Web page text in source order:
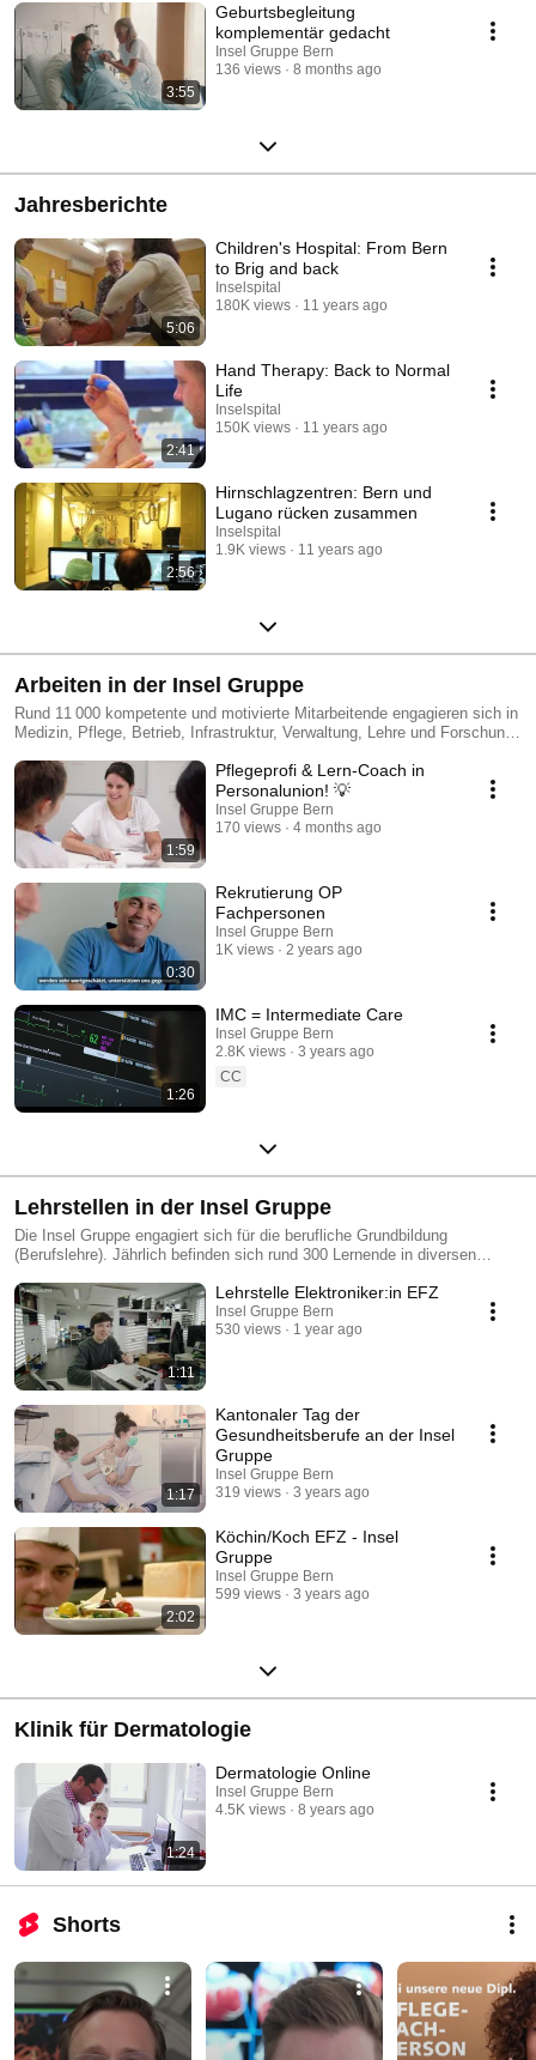
3:55
Geburtsbegleitung
komplementär gedacht
Insel Gruppe Bern
136 views
8 months ago
Jahresberichte
5:06
Children's Hospital: From Bern
to Brig and back
Inselspital
180K views
11 years ago
2:41
Hand Therapy: Back to Normal
Life
Inselspital
150K views
11 years ago
2:56
Hirnschlagzentren: Bern und
Lugano rücken zusammen
Inselspital
1.9K views
11 years ago
Arbeiten in der Insel Gruppe
Rund 11 000 kompetente und motivierte Mitarbeitende engagieren sich in
Medizin, Pflege, Betrieb, Infrastruktur, Verwaltung, Lehre und Forschung
Umfeld arbeiten Menschen aus 102 Nationen in den verschiedensten
Berufen. Die Insel Gruppe ist eine soziale Arbeitgeberin. Sie übernimmt
Verantwortung für die individuelle Aus- und Weiterbildung ihrer
Mitarbeitenden und unterstützt sowie respektiert eine sinnvolle Arbeits-
und Lebensgestaltung.1:59
Pflegeprofi & Lern-Coach in
Personalunion! 💡
Insel Gruppe Bern
170 views
4 months ago
0:30
Rekrutierung OP
Fachpersonen
Insel Gruppe Bern
1K views
2 years ago
1:26
IMC = Intermediate Care
Insel Gruppe Bern
2.8K views
3 years ago
CC
Lehrstellen in der Insel Gruppe
Die Insel Gruppe engagiert sich für die berufliche Grundbildung
(Berufslehre). Jährlich befinden sich rund 300 Lernende in diversen
alleine für Fachfrauen und Fachmänner Gesundheit (FaGe). Was uns zur
wichtigsten Weiterbildungsinstitution im Kanton Bern macht.
1:11
Lehrstelle Elektroniker:in EFZ
Insel Gruppe Bern
530 views
1 year ago
1:17
Kantonaler Tag der
Gesundheitsberufe an der Insel
Gruppe
Insel Gruppe Bern
319 views
3 years ago
2:02
Köchin/Koch EFZ - Insel
Gruppe
Insel Gruppe Bern
599 views
3 years ago
Klinik für Dermatologie
1:24
Dermatologie Online
Insel Gruppe Bern
4.5K views
8 years ago
Shorts